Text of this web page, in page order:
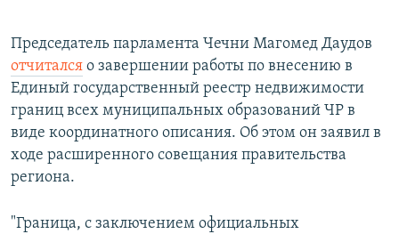
Все сайты РСЕ/РС
Председатель парламента Чечни Магомед Даудов
отчитался о завершении работы по внесению в
Единый государственный реестр недвижимости
границ всех муниципальных образований ЧР в
виде координатного описания. Об этом он заявил в
ходе расширенного совещания правительства
региона.
"Граница, с заключением официальных